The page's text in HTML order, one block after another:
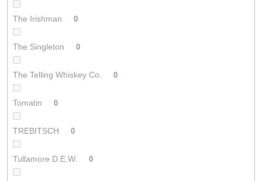
The Irishman 0
The Singleton 0
The Telling Whiskey Co. 0
Tomatin 0
TREBITSCH 0
Tullamore D.E.W. 0